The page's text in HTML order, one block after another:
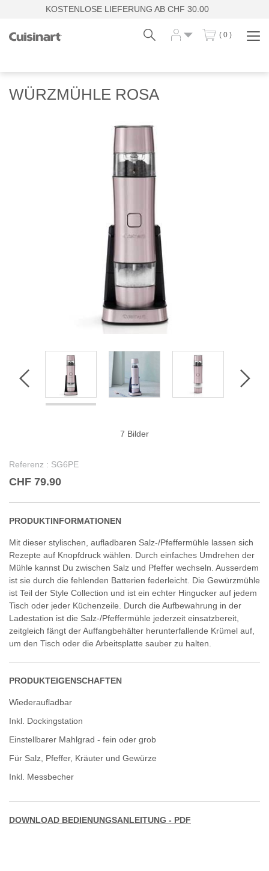
KOSTENLOSE LIEFERUNG AB CHF 30.00
( 0 )
WÜRZMÜHLE ROSA
7 Bilder
Referenz : SG6PE
CHF 79.90
PRODUKTINFORMATIONEN
Mit dieser stylischen, aufladbaren Salz-/Pfeffermühle lassen sich
Rezepte auf Knopfdruck wählen. Durch einfaches Umdrehen der
Mühle kannst Du zwischen Salz und Pfeffer wechseln. Ausserdem
ist sie durch die fehlenden Batterien federleicht. Die Gewürzmühle
ist Teil der Style Collection und ist ein echter Hingucker auf jedem
Tisch oder jeder Küchenzeile. Durch die Aufbewahrung in der
Ladestation ist die Salz-/Pfeffermühle jederzeit einsatzbereit,
zeitgleich fängt der Auffangbehälter herunterfallende Krümel auf,
um den Tisch oder die Arbeitsplatte sauber zu halten.
PRODUKTEIGENSCHAFTEN
Wiederaufladbar
Inkl. Dockingstation
Einstellbarer Mahlgrad - fein oder grob
Für Salz, Pfeffer, Kräuter und Gewürze
Inkl. Messbecher
DOWNLOAD BEDIENUNGSANLEITUNG - PDF